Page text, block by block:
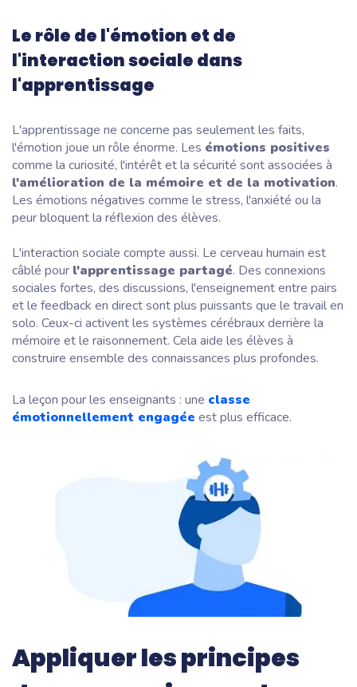
Le rôle de l'émotion et de
l'interaction sociale dans
l'apprentissage
L'apprentissage ne concerne pas seulement les faits,
l'émotion joue un rôle énorme. Les émotions positives
comme la curiosité, l'intérêt et la sécurité sont associées à
l'amélioration de la mémoire et de la motivation.
Les émotions négatives comme le stress, l'anxiété ou la
peur bloquent la réflexion des élèves.
L'interaction sociale compte aussi. Le cerveau humain est
câblé pour l'apprentissage partagé. Des connexions
sociales fortes, des discussions, l'enseignement entre pairs
et le feedback en direct sont plus puissants que le travail en
solo. Ceux-ci activent les systèmes cérébraux derrière la
mémoire et le raisonnement. Cela aide les élèves à
construire ensemble des connaissances plus profondes.
La leçon pour les enseignants : une classe
émotionnellement engagée est plus efficace.
Appliquer les principes